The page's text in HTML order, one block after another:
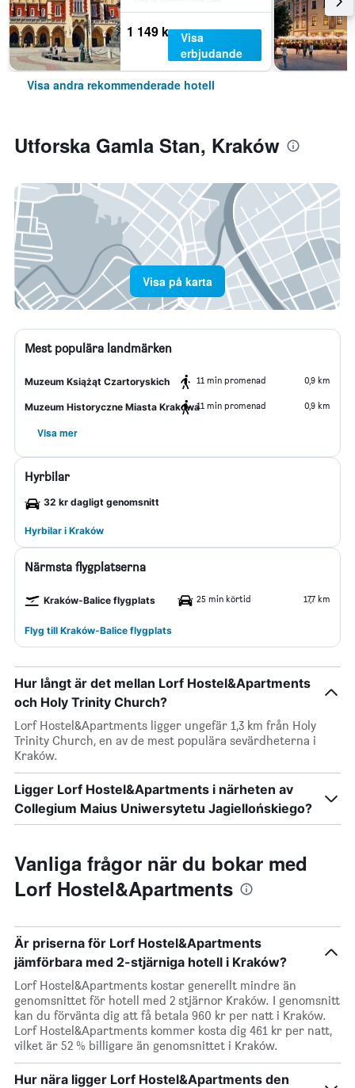
1 149 kr Visa
erbjudande
Visa andra rekommenderade hotell
Utforska Gamla Stan, Kraków
Visa på karta
Mest populära landmärken
Muzeum Książąt Czartoryskich 11 min promenad 0,9 km
Muzeum Historyczne Miasta Krakowa11 min promenad 0,9 km
Visa mer
Hyrbilar
32 kr dagligt genomsnitt
Hyrbilar i Kraków
Närmsta flygplatserna
Kraków-Balice flygplats 25 min körtid 17,7 km
Flyg till Kraków-Balice flygplats
Hur långt är det mellan Lorf Hostel&Apartments
och Holy Trinity Church?
Lorf Hostel&Apartments ligger ungefär 1,3 km från Holy
Trinity Church, en av de mest populära sevärdheterna i
Kraków.
Ligger Lorf Hostel&Apartments i närheten av
Collegium Maius Uniwersytetu Jagiellońskiego?
Vanliga frågor när du bokar med
Lorf Hostel&Apartments
Är priserna för Lorf Hostel&Apartments
jämförbara med 2-stjärniga hotell i Kraków?
Lorf Hostel&Apartments kostar generellt mindre än
genomsnittet för hotell med 2 stjärnor Kraków. I genomsnitt
kan du förvänta dig att få betala 960 kr per natt i Kraków.
Lorf Hostel&Apartments kommer kosta dig 461 kr per natt,
vilket är 52 % billigare än genomsnittet i Kraków.
Hur nära ligger Lorf Hostel&Apartments den